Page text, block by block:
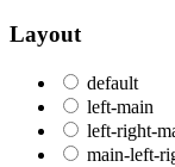
Layout
default
left-main
left-right-
main-left-